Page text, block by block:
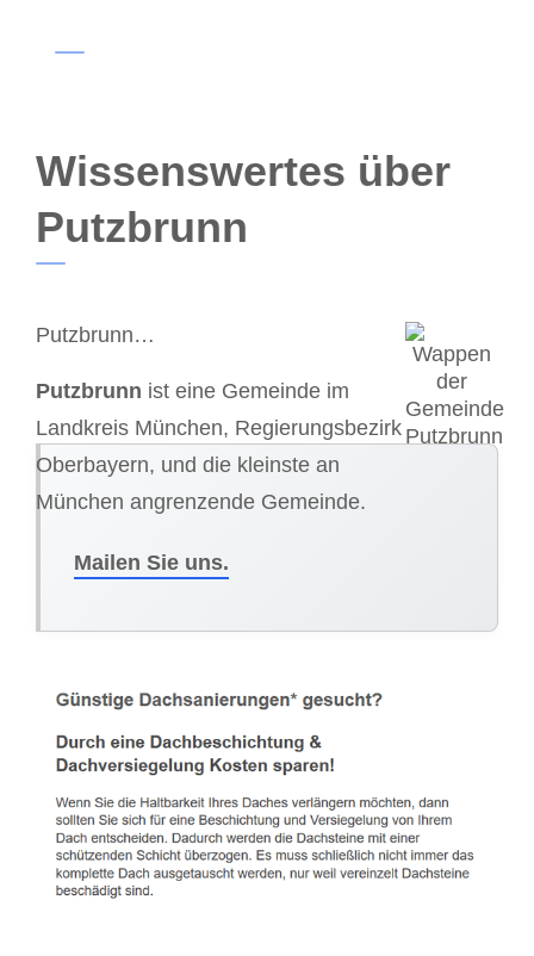
Wissenswertes über
Putzbrunn
Putzbrunn…
Putzbrunn ist eine Gemeinde im
Landkreis München, Regierungsbezirk
Oberbayern, und die kleinste an
München angrenzende Gemeinde.
Mailen Sie uns.